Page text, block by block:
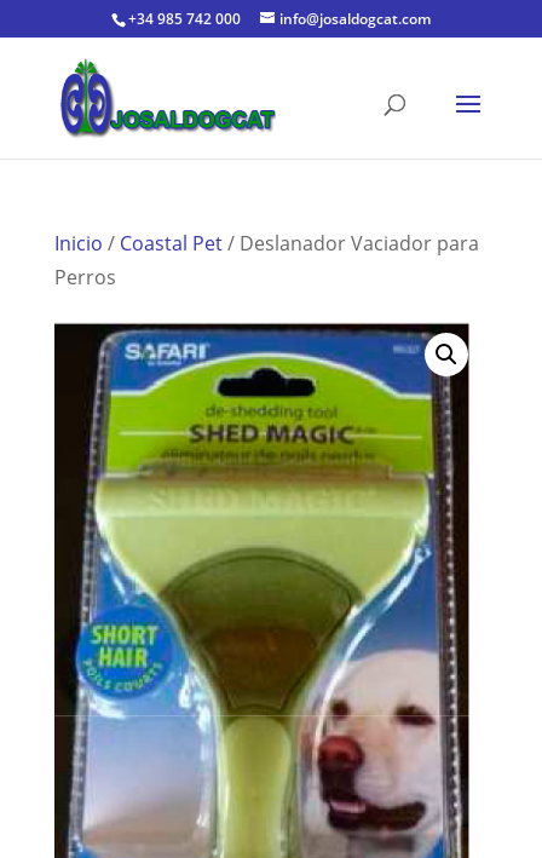
+34 985 742 000 info@josaldogcat.com
Inicio / Coastal Pet/ Deslanador Vaciador para
Perros